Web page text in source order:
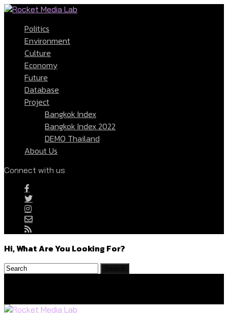
Politics
Environment
Culture
Economy
Future
Database
Project
Bangkok Index
Bangkok Index 2022
DEMO Thailand
About Us
Connect with us
Hi, What Are You Looking For?